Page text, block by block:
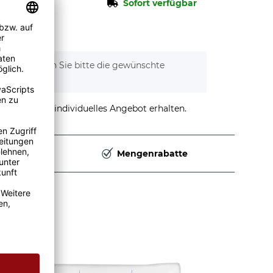
Sofort verfügbar
Wählen Sie bitte die gewünschte
stellen und individuelles Angebot erhalten.
Mengenrabatte